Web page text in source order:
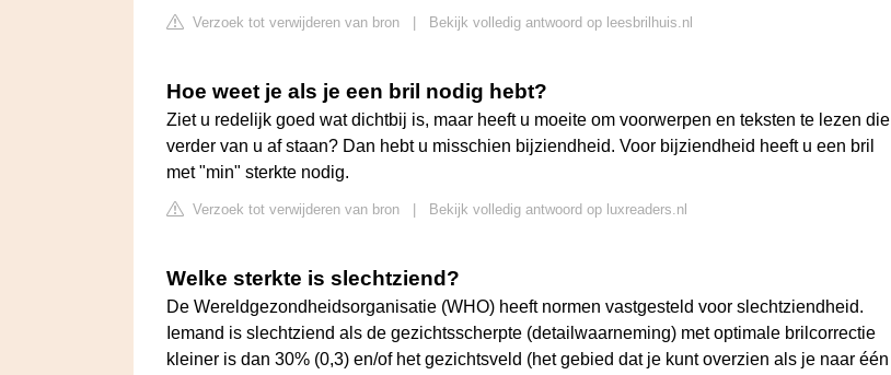
Verzoek tot verwijderen van bron Bekijk volledig antwoord op leesbrilhuis.nl
Hoe weet je als je een bril nodig hebt?
Ziet u redelijk goed wat dichtbij is, maar heeft u moeite om voorwerpen en teksten te lezen die
verder van u af staan? Dan hebt u misschien bijziendheid. Voor bijziendheid heeft u een bril
met "min" sterkte nodig.
Verzoek tot verwijderen van bron Bekijk volledig antwoord op luxreaders.nl
Welke sterkte is slechtziend?
De Wereldgezondheidsorganisatie (WHO) heeft normen vastgesteld voor slechtziendheid.
Iemand is slechtziend als de gezichtsscherpte (detailwaarneming) met optimale brilcorrectie
kleiner is dan 30% (0,3) en/of het gezichtsveld (het gebied dat je kunt overzien als je naar één